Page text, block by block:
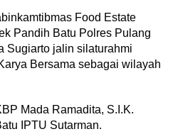
Food Estate
Pandih Batu Polres Pulang
Sugiarto jalin silaturahmi
Bersama sebagai wilayah
Mada Ramadita, S.I.K.
IPTU Sutarman.